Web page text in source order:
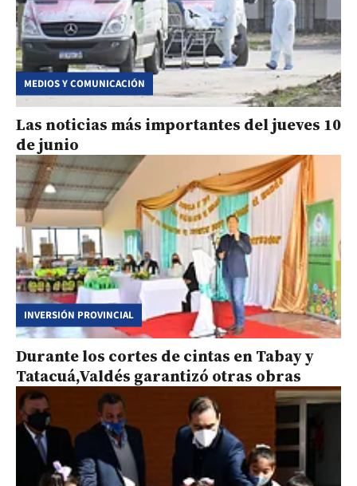
MEDIOS Y COMUNICACIÓN
Las noticias más importantes del jueves 10
de junio
INVERSIÓN PROVINCIAL
Durante los cortes de cintas en Tabay y
Tatacuá,Valdés garantizó otras obras